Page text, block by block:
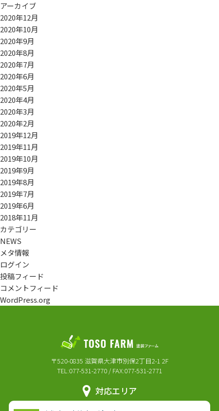
アーカイブ
2020年12月
2020年10月
2020年9月
2020年8月
2020年7月
2020年6月
2020年5月
2020年4月
2020年3月
2020年2月
2019年12月
2019年11月
2019年10月
2019年9月
2019年8月
2019年7月
2019年6月
2018年11月
カテゴリー
NEWS
メタ情報
ログイン
投稿フィード
コメントフィード
WordPress.org
〒520-0835 滋賀県大津市別保2丁目2-1 2F
TEL:077-531-2770 / FAX:077-531-2771
対応エリア